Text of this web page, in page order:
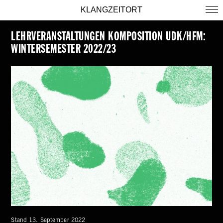
KLANGZEITORT
LEHRVERANSTALTUNGEN KOMPOSITION UDK/HFM:
WINTERSEMESTER 2022/23
Stand 13. September 2022